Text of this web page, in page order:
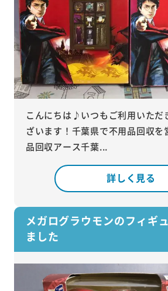
こんにちは♪いつもご利用いただ
ざいます！千葉県で不用品回収を
品回収アース千葉...
詳しく見る
メガログラウモンのフィギ
ました